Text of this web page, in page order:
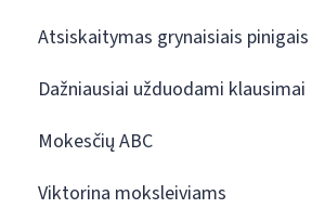
Atsiskaitymas grynaisiais pinigais
Dažniausiai užduodami klausimai
Mokesčių ABC
Viktorina moksleiviams